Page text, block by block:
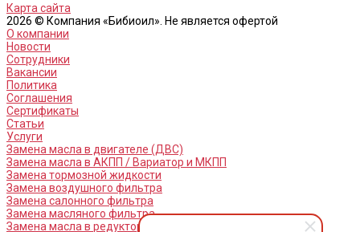
Карта сайта
2026 © Компания «Бибиоил». Не является офертой
О компании
Новости
Сотрудники
Вакансии
Политика
Соглашения
Сертификаты
Статьи
Услуги
Замена масла в двигателе (ДВС)
Замена масла в АКПП / Вариатор и МКПП
Замена тормозной жидкости
Замена воздушного фильтра
Замена салонного фильтра
Замена масляного фильтра
Замена масла в редукторах / раздатках